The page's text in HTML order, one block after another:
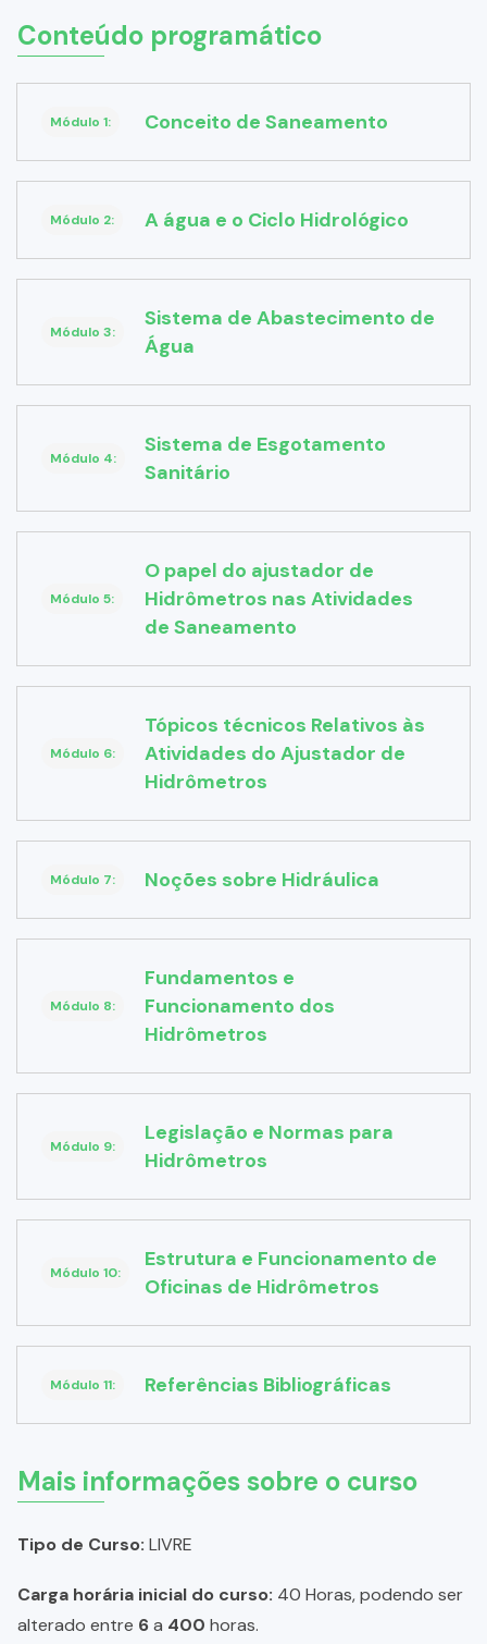
Conteúdo programático
Módulo 1: Conceito de Saneamento
Módulo 2: A água e o Ciclo Hidrológico
Módulo 3:
Sistema de Abastecimento de
Água
Módulo 4:
Sistema de Esgotamento
Sanitário
Módulo 5:
O papel do ajustador de
Hidrômetros nas Atividades
de Saneamento
Módulo 6:
Tópicos técnicos Relativos às
Atividades do Ajustador de
Hidrômetros
Módulo 7: Noções sobre Hidráulica
Módulo 8:
Fundamentos e
Funcionamento dos
Hidrômetros
Módulo 9:
Legislação e Normas para
Hidrômetros
Módulo 10:
Estrutura e Funcionamento de
Oficinas de Hidrômetros
Módulo 11: Referências Bibliográficas
Mais informações sobre o curso
Tipo de Curso: LIVRE
Carga horária inicial do curso: 40 Horas, podendo ser
alterado entre 6a 400 horas.